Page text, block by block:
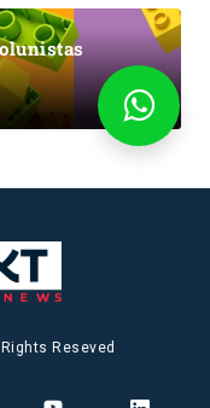
Reseved